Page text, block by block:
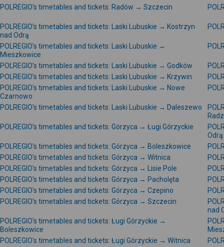
POLREGIO's timetables and tickets: Radów → Szczecin
POLREGIO's timetables and tickets: Laski Lubuskie → Kostrzyn
nad Odrą
POLREGIO's timetables and tickets: Laski Lubuskie →
Mieszkowice
POLREGIO's timetables and tickets: Laski Lubuskie → Godków
POLREGIO's timetables and tickets: Laski Lubuskie → Krzywin
POLREGIO's timetables and tickets: Laski Lubuskie → Nowe
Czarnowo
POLREGIO's timetables and tickets: Laski Lubuskie → Daleszewo
POLREGIO's timetables and tickets: Górzyca → Ługi Górzyckie
Odrą
POLREGIO's timetables and tickets: Górzyca → Boleszkowice
POLREGIO's timetables and tickets: Górzyca → Witnica
POLREGIO's timetables and tickets: Górzyca → Lisie Pole
POLREGIO's timetables and tickets: Górzyca → Pacholęta
POLREGIO's timetables and tickets: Górzyca → Czepino
POLREGIO's timetables and tickets: Górzyca → Szczecin
nad
POLREGIO's timetables and tickets: Ługi Górzyckie →
Boleszkowice
POLREGIO's timetables and tickets: Ługi Górzyckie → Witnica